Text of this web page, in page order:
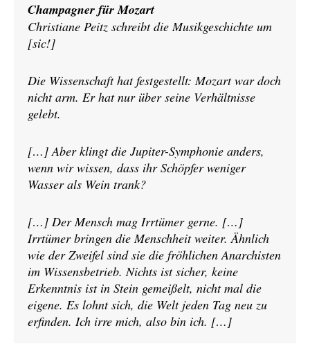
Champagner für Mozart
Christiane Peitz schreibt die Musikgeschichte um
[sic!]
Die Wissenschaft hat festgestellt: Mozart war doch
nicht arm. Er hat nur über seine Verhältnisse
gelebt.
[…] Aber klingt die Jupiter-Symphonie anders,
wenn wir wissen, dass ihr Schöpfer weniger
Wasser als Wein trank?
[…] Der Mensch mag Irrtümer gerne. […]
Irrtümer bringen die Menschheit weiter. Ähnlich
wie der Zweifel sind sie die fröhlichen Anarchisten
im Wissensbetrieb. Nichts ist sicher, keine
Erkenntnis ist in Stein gemeißelt, nicht mal die
eigene. Es lohnt sich, die Welt jeden Tag neu zu
erfinden. Ich irre mich, also bin ich. […]